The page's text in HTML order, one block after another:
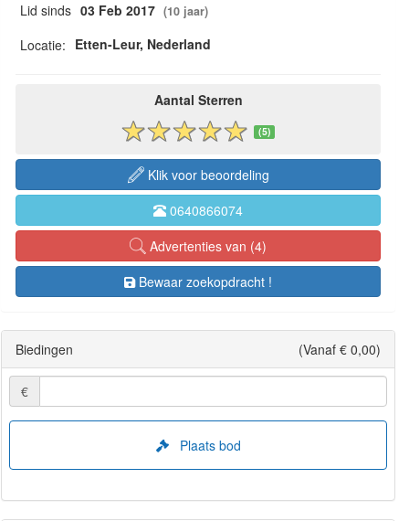
Lid sinds 03 Feb 2017 (10 jaar)
Locatie: Etten-Leur, Nederland
Aantal Sterren
(5)
Klik voor beoordeling
0640866074
Advertenties van (4)
Bewaar zoekopdracht !
Biedingen (Vanaf € 0,00)
€
Plaats bod